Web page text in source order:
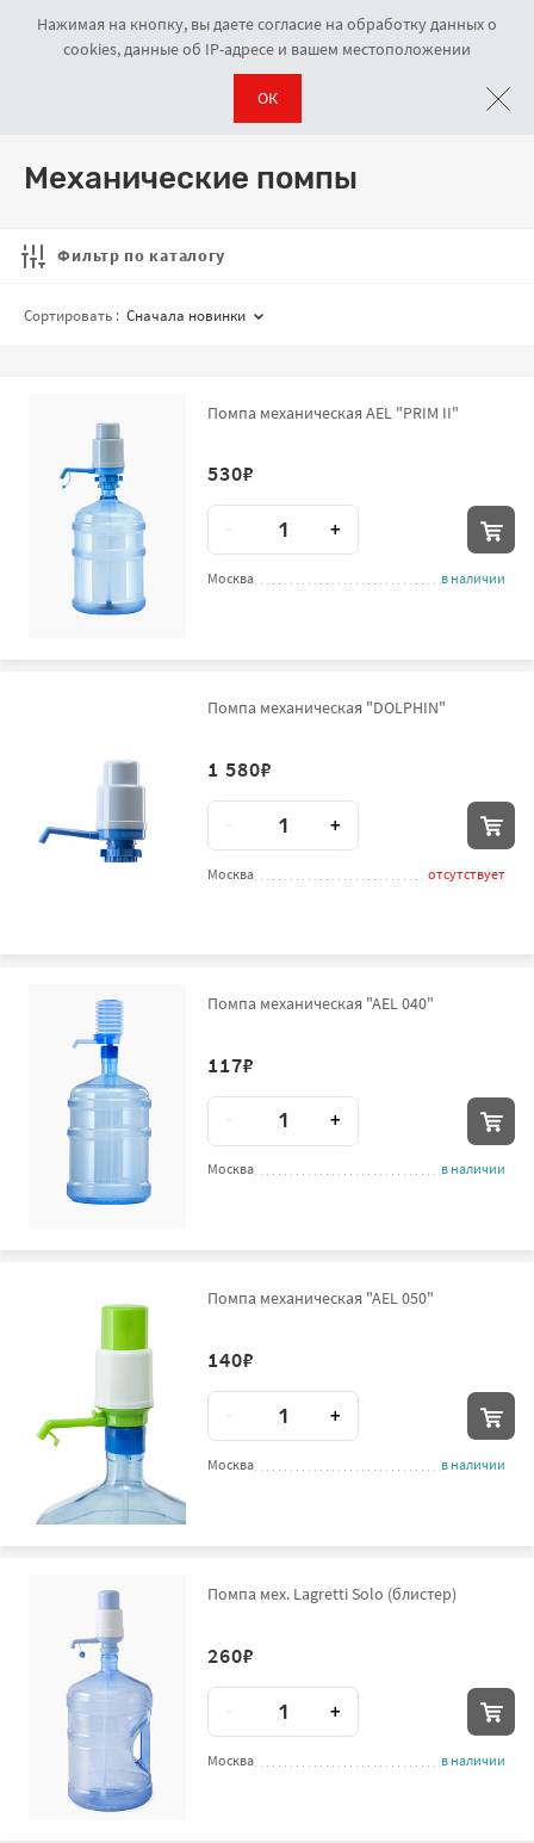
Механические помпы
Механические помпы
Фильтр по каталогу
Сортировать : Сначала новинки
Помпа механическая AEL "PRIM II"
530₽
+
Москва в наличии
Помпа механическая "DOLPHIN"
1 580₽
Количество
+
Москва отсутствует
Помпа механическая "AEL 040"
117₽
Количество
+
Москва в наличии
Помпа механическая "AEL 050"
140₽
+
Москва в наличии
Помпа мех. Lagretti Solo (блистер)
260₽
Количество
+
Москва в наличии
Нажимая на кнопку, вы даете согласие на обработку данных о
cookies, данные об IP-адресе и вашем местоположении
ОК